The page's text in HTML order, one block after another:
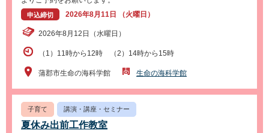
申込締切 2026年8月11日 （火曜日）
2026年8月12日（水曜日）
（1）11時から12時 （2）14時から15時
蒲郡市生命の海科学館 生命の海科学館
子育て 講演・講座・セミナー
夏休み出前工作教室